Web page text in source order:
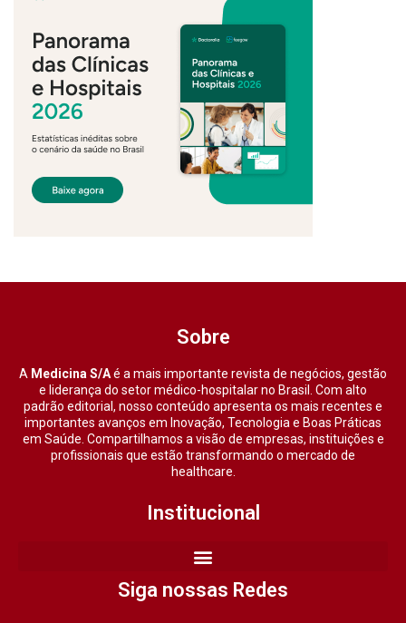
Sobre
A Medicina S/Aé a mais importante revista de negócios, gestão
e liderança do setor médico-hospitalar no Brasil. Com alto
padrão editorial, nosso conteúdo apresenta os mais recentes e
importantes avanços em Inovação, Tecnologia e Boas Práticas
em Saúde. Compartilhamos a visão de empresas, instituições e
profissionais que estão transformando o mercado de
healthcare.
Institucional
Siga nossas Redes